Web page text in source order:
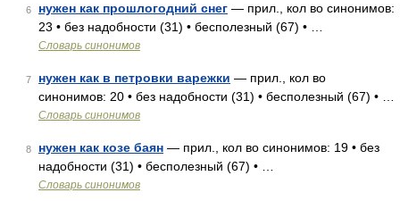
6 нужен как прошлогодний снег — прил., кол во синонимов:
23 • без надобности (31) • бесполезный (67) • …
Словарь синонимов
7 нужен как в петровки варежки — прил., кол во
синонимов: 20 • без надобности (31) • бесполезный (67) • …
Словарь синонимов
8 нужен как козе баян — прил., кол во синонимов: 19 • без
надобности (31) • бесполезный (67) • …
Словарь синонимов